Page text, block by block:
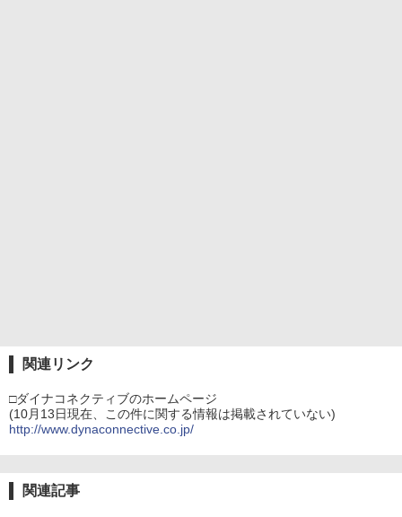
関連リンク
□ダイナコネクティブのホームページ
(10月13日現在、この件に関する情報は掲載されていない)
http://www.dynaconnective.co.jp/
関連記事